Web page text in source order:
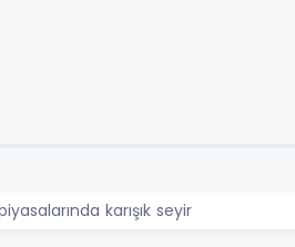
karışık seyir